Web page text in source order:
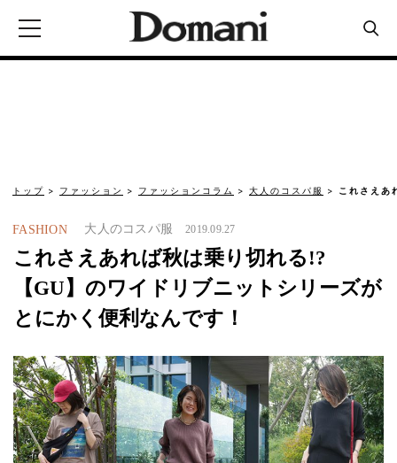
トップ ファッション ファッションコラム 大人のコスパ服 これさえあ
FASHION 大人のコスパ服 2019.09.27
これさえあれば秋は乗り切れる!?
【GU】のワイドリブニットシリーズが
とにかく便利なんです！